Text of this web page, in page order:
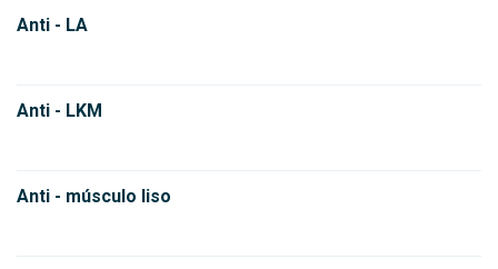
Anti - LA
Anti - LKM
Anti - músculo liso